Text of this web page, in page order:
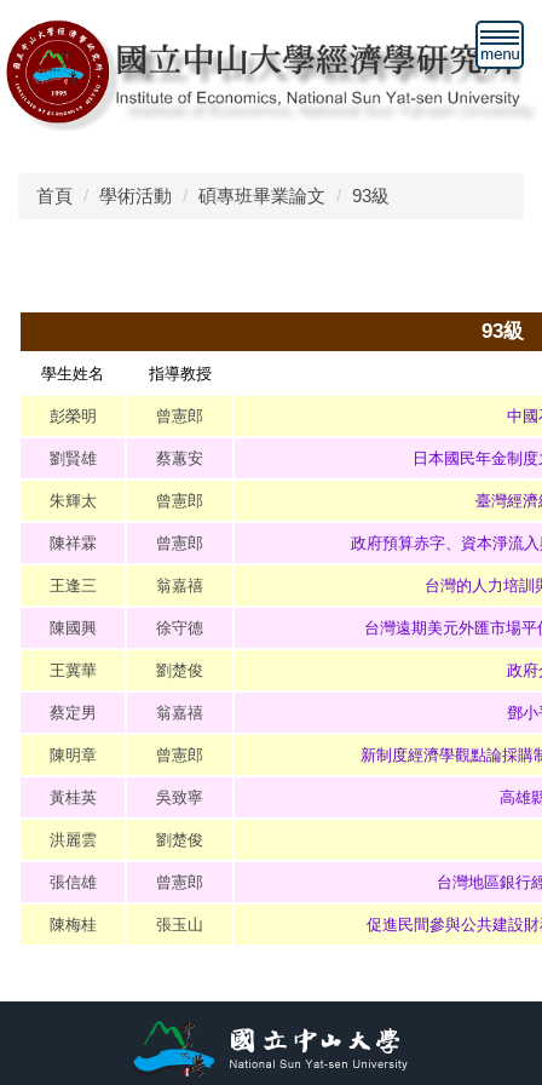
到
主
要
首頁
學術活動 碩專班畢業論文 93級
93級
學生姓名 指導教授
彭榮明 曾憲郎 中國
劉賢雄 蔡蕙安 日本國民年金制
朱輝太 曾憲郎 臺灣經
陳祥霖 曾憲郎 政府預算赤字、資本淨流
王逢三 翁嘉禧 台灣的人力培訓
陳國興 徐守德 台灣遠期美元外匯市場
王冀華 劉楚俊 政府
蔡定男 翁嘉禧 鄧小
陳明章 曾憲郎 新制度經濟學觀點論採購
黃桂英 吳致寧 高雄
洪麗雲 劉楚俊
張信雄 曾憲郎 台灣地區銀行
陳梅桂 張玉山 促進民間參與公共建設